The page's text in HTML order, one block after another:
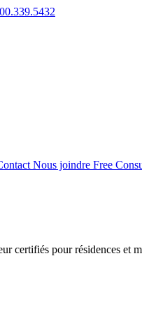
Nous joindre Free
certifiés pour résidences et